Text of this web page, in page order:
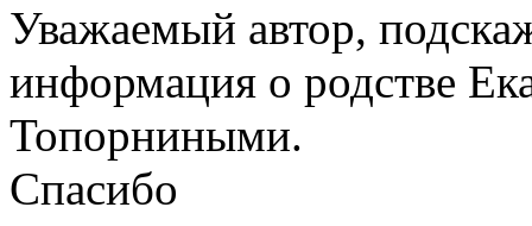
Уважаемый автор,
информация о родстве
Топорниными.
Спасибо